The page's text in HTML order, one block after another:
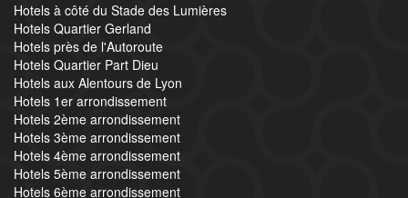
Hotels à côté du Stade des Lumières
Hotels Quartier Gerland
Hotels près de l'Autoroute
Hotels Quartier Part Dieu
Hotels aux Alentours de Lyon
Hotels 1er arrondissement
Hotels 2ème arrondissement
Hotels 3ème arrondissement
Hotels 4ème arrondissement
Hotels 5ème arrondissement
Hotels 6ème arrondissement